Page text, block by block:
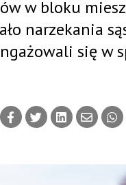
w bloku
narzekania
się w